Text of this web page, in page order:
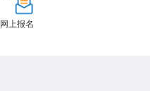
网上报名